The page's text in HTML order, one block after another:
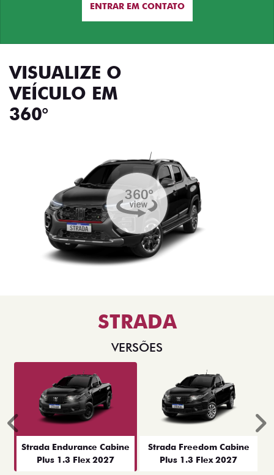
ENTRAR EM CONTATO
VISUALIZE O
VEÍCULO EM
360°
STRADA
VERSÕES
Strada Endurance Cabine
Plus 1.3 Flex 2027
Strada Freedom Cabine
Plus 1.3 Flex 2027
Anterior